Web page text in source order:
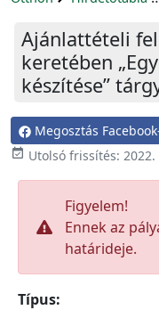
Ajánlattételi
keretében
készítése”
Megosztás
 Utolsó frissítés:
Figyelem!
Ennek az
határideje.
Típus: